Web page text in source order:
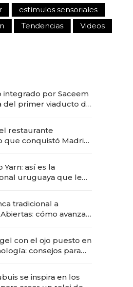
estímulos sensoriales
Tendencias Videos
integrado por Saceem
del primer viaducto de
restaurante
que conquistó Madrid:
y prepara apertura
Yarn: así es la
uruguaya que le
tradicional a
cómo avanza
con el ojo puesto en
consejos para
se inspira en los